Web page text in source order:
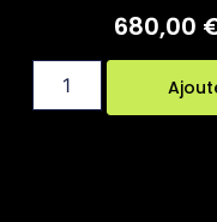
680,00